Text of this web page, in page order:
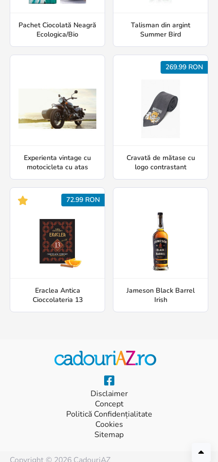
Pachet Ciocolată Neagră
Ecologica/Bio
Talisman din argint
Summer Bird
Experienta vintage cu
motocicleta cu atas
269.99 RON
Cravată de mătase cu
logo contrastant
72.99 RON
Eraclea Antica
Cioccolateria 13
Jameson Black Barrel
Irish
Disclaimer
Concept
Politică Confidențialitate
Cookies
Sitemap